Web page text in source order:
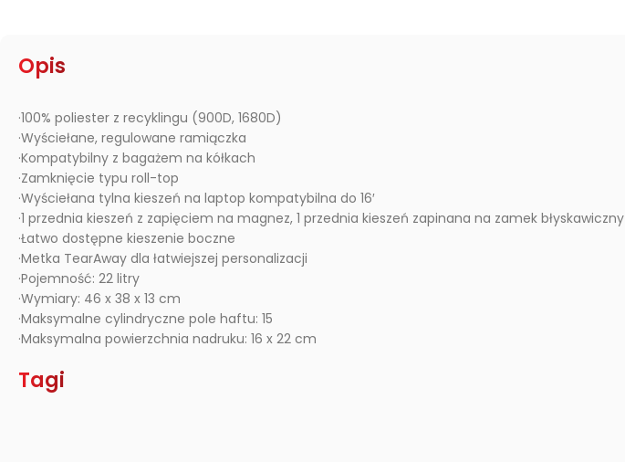
Opis
·100% poliester z recyklingu (900D, 1680D)
·Wyściełane, regulowane ramiączka
·Kompatybilny z bagażem na kółkach
·Zamknięcie typu roll-top
·Wyściełana tylna kieszeń na laptop kompatybilna do 16′
·1 przednia kieszeń z zapięciem na magnez, 1 przednia kieszeń zapinana na zamek błyskawiczny
·Łatwo dostępne kieszenie boczne
·Metka TearAway dla łatwiejszej personalizacji
·Pojemność: 22 litry
·Wymiary: 46 x 38 x 13 cm
·Maksymalne cylindryczne pole haftu: 15
·Maksymalna powierzchnia nadruku: 16 x 22 cm
Tagi